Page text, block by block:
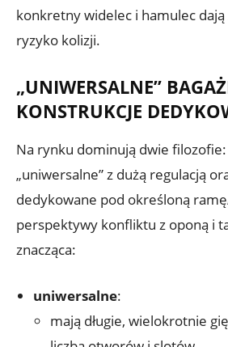
konkretny widelec i hamulec dają
ryzyko kolizji.
„UNIWERSALNE”
KONSTRUKCJE
Na rynku dominują dwie filozofie:
„uniwersalne” z dużą regulacją
dedykowane pod określoną
perspektywy konfliktu z oponą i
znacząca:
uniwersalne:
mają długie, wielokrotnie